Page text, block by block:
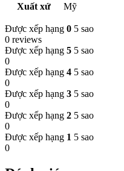
Xuất xứ Mỹ
Được xếp hạng 0 5 sao
0 reviews
Được xếp hạng 5 5 sao
0
Được xếp hạng 4 5 sao
0
Được xếp hạng 3 5 sao
0
Được xếp hạng 2 5 sao
0
Được xếp hạng 1 5 sao
0